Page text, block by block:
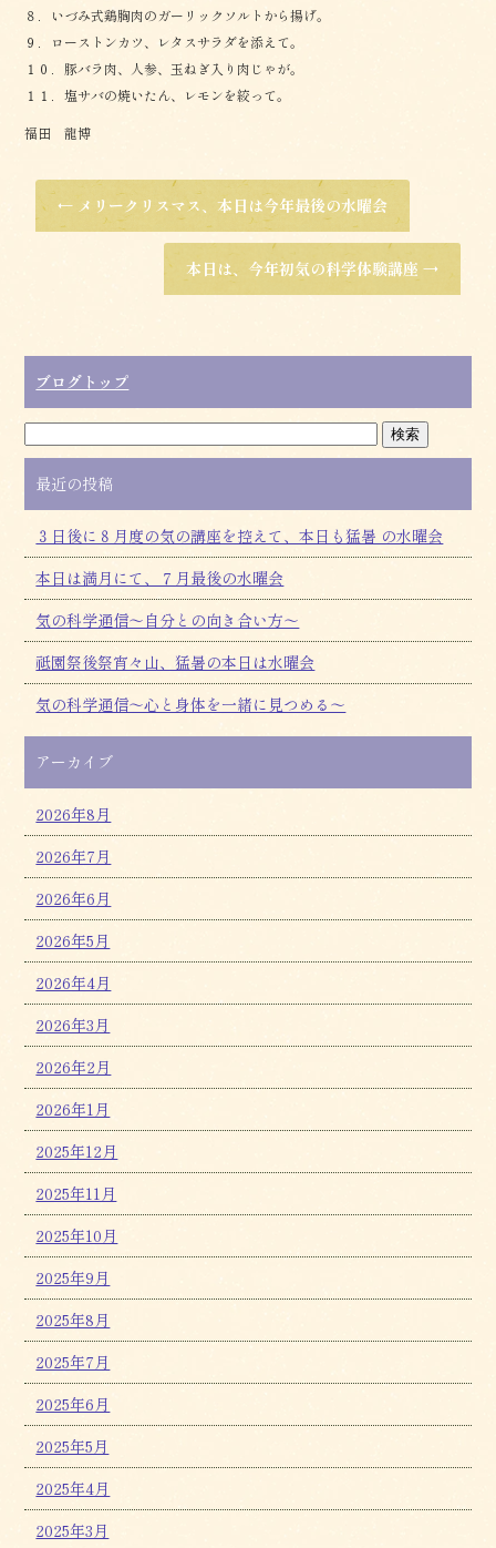
８．いづみ式鶏胸肉のガーリックソルトから揚げ。
９．ローストンカツ、レタスサラダを添えて。
１０．豚バラ肉、人参、玉ねぎ入り肉じゃが。
１１．塩サバの焼いたん、レモンを絞って。
福田 龍博
← メリークリスマス、本日は今年最後の水曜会
本日は、今年初気の科学体験講座 →
ブログトップ
最近の投稿
３日後に８月度の気の講座を控えて、本日も猛暑 の水曜会
本日は満月にて、７月最後の水曜会
気の科学通信～自分との向き合い方～
祗園祭後祭宵々山、猛暑の本日は水曜会
気の科学通信～心と身体を一緒に見つめる～
アーカイブ
2026年8月
2026年7月
2026年6月
2026年5月
2026年4月
2026年3月
2026年2月
2026年1月
2025年12月
2025年11月
2025年10月
2025年9月
2025年8月
2025年7月
2025年6月
2025年5月
2025年4月
2025年3月